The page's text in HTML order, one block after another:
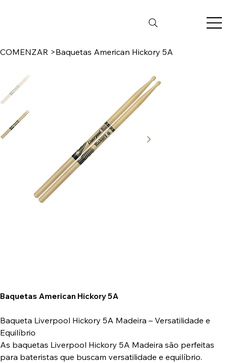
COMENZAR >Baquetas American Hickory 5A
Baquetas American Hickory 5A
Baqueta Liverpool Hickory 5A Madeira – Versatilidade e
Equilíbrio
As baquetas Liverpool Hickory 5A Madeira são perfeitas
para bateristas que buscam versatilidade e equilíbrio.